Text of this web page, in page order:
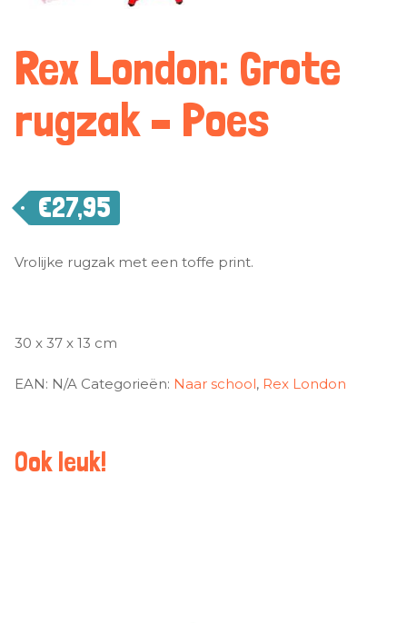
Rex London: Grote
rugzak – Poes
€27,95
Vrolijke rugzak met een toffe print.
30 x 37 x 13 cm
EAN: N/A Categorieën: Naar school, Rex London
Ook leuk!